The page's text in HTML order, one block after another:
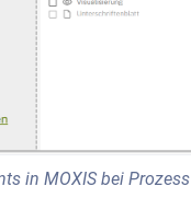
in MOXIS bei Prozess